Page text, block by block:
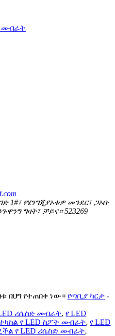
መብራት
1#፣ የሄንግጂያኦቱዎ መንደር፣ ጋኦቡ
ግዛት፣ ቻይና። 523269
በህግ የተጠበቀ ነው። የጣቢያ ካርታ -
ሪሴስድ መብራት, የ LED
የ LED ስፖት መብራት, የ LED
የ LED ሪሴስድ መብራት,